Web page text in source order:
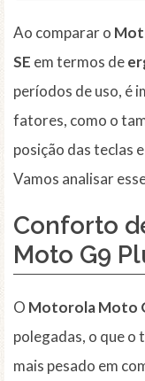
Ao comparar o
SE em termos de
períodos de uso, é
fatores, como o
posição das teclas
Vamos analisar
Conforto
Moto G9
O Motorola Moto
polegadas, o que o
mais pesado em